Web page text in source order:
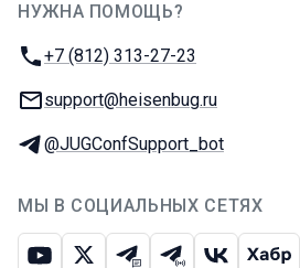
НУЖНА ПОМОЩЬ?
Телефон:
+7 (812) 313-27-23
E-mail:
support@heisenbug.ru
Телеграм:
@JUGConfSupport_bot
МЫ В СОЦИАЛЬНЫХ СЕТЯХ